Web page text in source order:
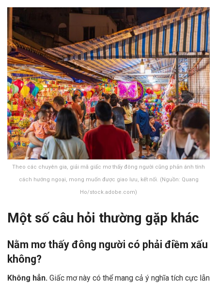
Theo các chuyên gia, giải mã giấc mơ thấy đông người cũng phản ánh tính
cách hướng ngoại, mong muốn được giao lưu, kết nối. (Nguồn: Quang
Ho/stock.adobe.com)
Một số câu hỏi thường gặp khác
Nằm mơ thấy đông người có phải điềm xấu
không?
Không hẳn. Giấc mơ này có thể mang cả ý nghĩa tích cực lẫn